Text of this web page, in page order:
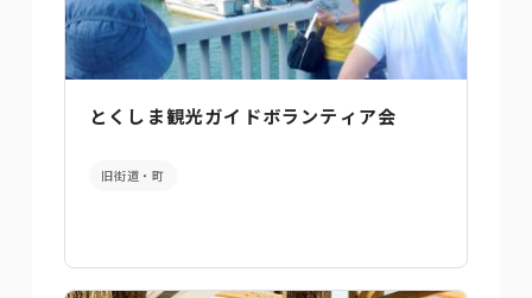
とくしま観光ガイドボランティア会
旧街道・町